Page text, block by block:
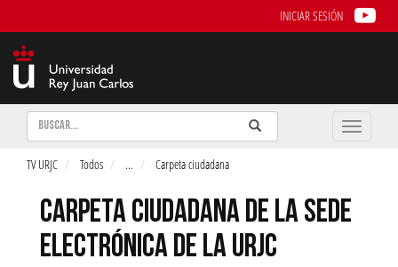
INICIAR SESIÓN
Buscar Enviar
Buscar
Toggle
TV URJC Todos ... Carpeta ciudadana
CARPETA CIUDADANA DE LA SEDE
ELECTRÓNICA DE LA URJC